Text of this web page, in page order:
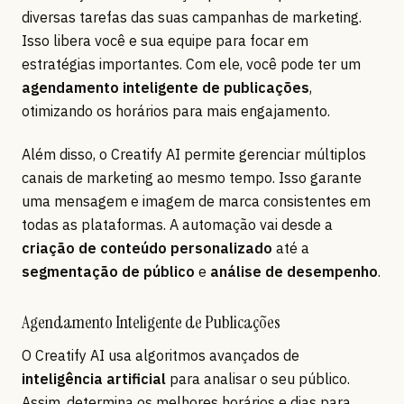
diversas tarefas das suas campanhas de marketing.
Isso libera você e sua equipe para focar em
estratégias importantes. Com ele, você pode ter um
agendamento inteligente de publicações,
otimizando os horários para mais engajamento.
Além disso, o Creatify AI permite gerenciar múltiplos
canais de marketing ao mesmo tempo. Isso garante
uma mensagem e imagem de marca consistentes em
todas as plataformas. A automação vai desde a
criação de conteúdo personalizado até a
segmentação de público e análise de desempenho.
Agendamento Inteligente de Publicações
O Creatify AI usa algoritmos avançados de
inteligência artificial para analisar o seu público.